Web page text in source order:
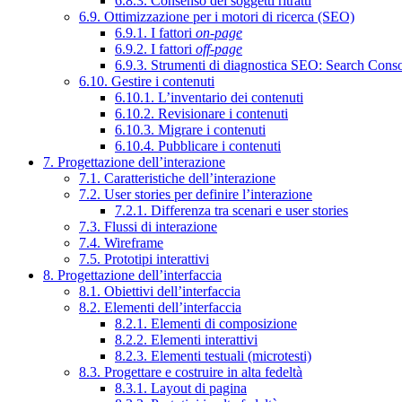
6.9. Ottimizzazione per i motori di ricerca (SEO)
6.9.1. I fattori on-page
6.9.2. I fattori off-page
6.9.3. Strumenti di diagnostica SEO: Search
6.10. Gestire i contenuti
6.10.1. L’inventario dei contenuti
6.10.2. Revisionare i contenuti
6.10.3. Migrare i contenuti
6.10.4. Pubblicare i contenuti
7. Progettazione dell’interazione
7.1. Caratteristiche dell’interazione
7.2. User stories per definire l’interazione
7.2.1. Differenza tra scenari e user stories
7.3. Flussi di interazione
7.4. Wireframe
7.5. Prototipi interattivi
8. Progettazione dell’interfaccia
8.1. Obiettivi dell’interfaccia
8.2. Elementi dell’interfaccia
8.2.1. Elementi di composizione
8.2.2. Elementi interattivi
8.2.3. Elementi testuali (microtesti)
8.3. Progettare e costruire in alta fedeltà
8.3.1. Layout di pagina